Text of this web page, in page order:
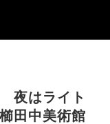
夜はライト
田中美術館